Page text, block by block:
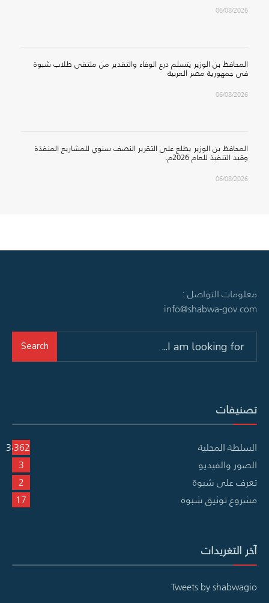
06/08/2026
المحافظ بن الوزير يتسلم درع الوفاء والتقدير من ملتقى طلاب شبوة
في جمهورية مصر العربية
06/08/2026
المحافظ بن الوزير يطلع على التقرير النصف سنوي للمشاريع المنفذة
وقيد التنفيذ للعام 2026م.
06/08/2026
معلومات التواصل :
info@shabwa-gov.com
Search
تصنيفات
السلطة المحلية
3٬362
الصور والفيديو
3
تعرف على شبوة
2
مشروع توثيق شبوة
17
آخر التغريدات
Tweets by shabwagio